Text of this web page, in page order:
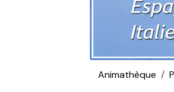
Animathèque